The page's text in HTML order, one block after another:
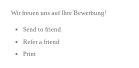
Wir freuen uns auf Ihre Bewerbung!
Send to friend
Refer a friend
Print